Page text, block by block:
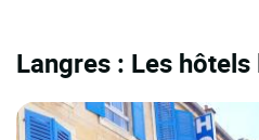
Langres : Les